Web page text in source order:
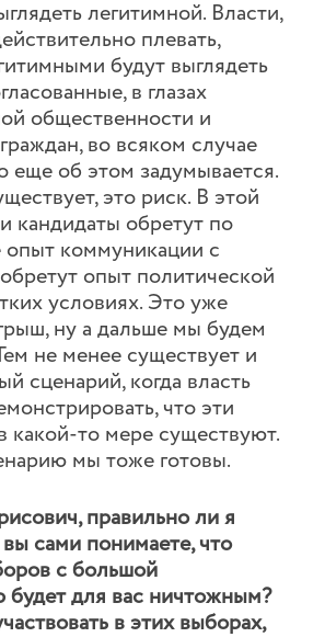
легитимной. Власти,
плевать,
будут выглядеть
в глазах
общественности и
во всяком случае
еще об этом задумывается.
это риск. В этой
кандидаты обретут по
опыт коммуникации с
опыт политической
условиях. Это уже
ну а дальше мы будем
не менее существует и
сценарий, когда власть
что эти
какой-то мере существуют.
мы тоже готовы.
правильно ли я
сами понимаете, что
с большой
будет для вас ничтожным?
в этих выборах,